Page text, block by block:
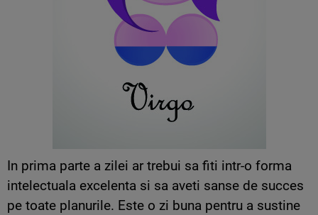
In prima parte a zilei ar trebui sa fiti intr-o forma
intelectuala excelenta si sa aveti sanse de succes
pe toate planurile. Este o zi buna pentru a sustine